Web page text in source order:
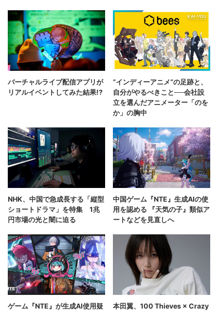
バーチャルライブ配信アプリが
リアルイベントしてみた結果!?
“インディーアニメ“の足跡と、
自分がやるべきこと──会社設
立を選んだアニメーター「のを
か」の胸中
NHK、中国で急成長する「縦型
ショートドラマ」を特集 1兆
円市場の光と闇に迫る
中国ゲーム『NTE』生成AIの使
用を認める 『天気の子』類似ア
ートなどを見直しへ
ゲーム『NTE』が生成AI使用疑
本田翼、100 Thieves × Crazy